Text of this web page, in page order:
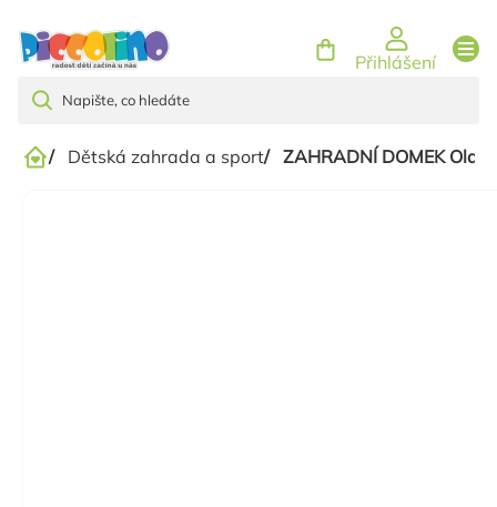
Přihlášení
Domů
/ Dětská zahrada a sport/ ZAHRADNÍ DOMEK Olaf